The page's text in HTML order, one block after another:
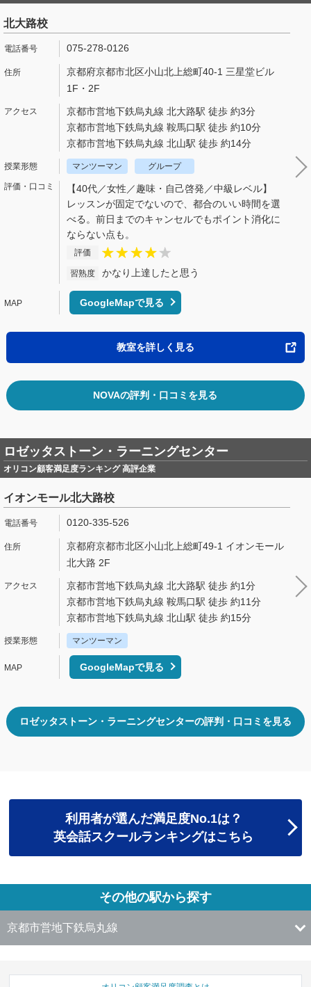
北大路校
075-278-0126
京都府京都市北区小山北上総町40-1 三星堂ビル
1F・2F
京都市営地下鉄烏丸線 北大路駅 徒歩 約3分
京都市営地下鉄烏丸線 鞍馬口駅 徒歩 約10分
京都市営地下鉄烏丸線 北山駅 徒歩 約14分
マンツーマン グループ
【40代／女性／趣味・自己啓発／中級レベル】
レッスンが固定でないので、都合のいい時間を選
べる。前日までのキャンセルでもポイント消化に
ならない点も。
評価
習熟度 かなり上達したと思う
GoogleMapで見る
教室を詳しく見る
NOVAの評判・口コミを見る
ロゼッタストーン・ラーニングセンター
オリコン顧客満足度ランキング 高評企業
イオンモール北大路校
0120-335-526
京都府京都市北区小山北上総町49-1 イオンモール
北大路 2F
京都市営地下鉄烏丸線 北大路駅 徒歩 約1分
京都市営地下鉄烏丸線 鞍馬口駅 徒歩 約11分
京都市営地下鉄烏丸線 北山駅 徒歩 約15分
マンツーマン
GoogleMapで見る
ロゼッタストーン・ラーニングセンターの評判・口コミを見る
利用者が選んだ満足度No.1は？
英会話スクールランキングはこちら
その他の駅から探す
京都市営地下鉄烏丸線